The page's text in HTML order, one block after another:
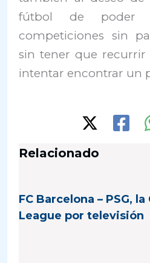
fútbol de poder
competiciones sin
sin tener que recurrir
intentar encontrar un
Relacionado
FC Barcelona – PSG,
League por televisión